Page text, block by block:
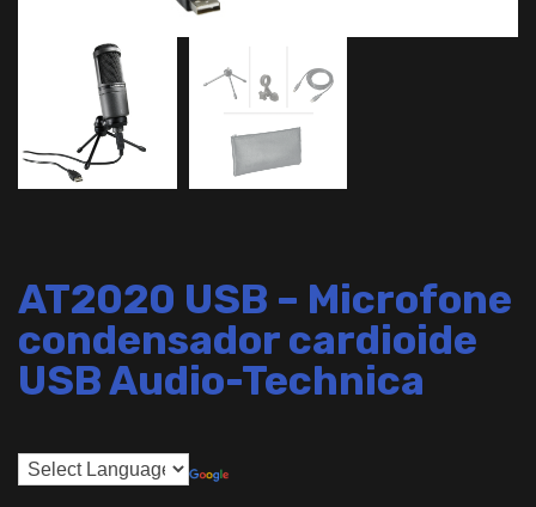
AT2020 USB – Microfone
condensador cardioide
USB Audio-Technica